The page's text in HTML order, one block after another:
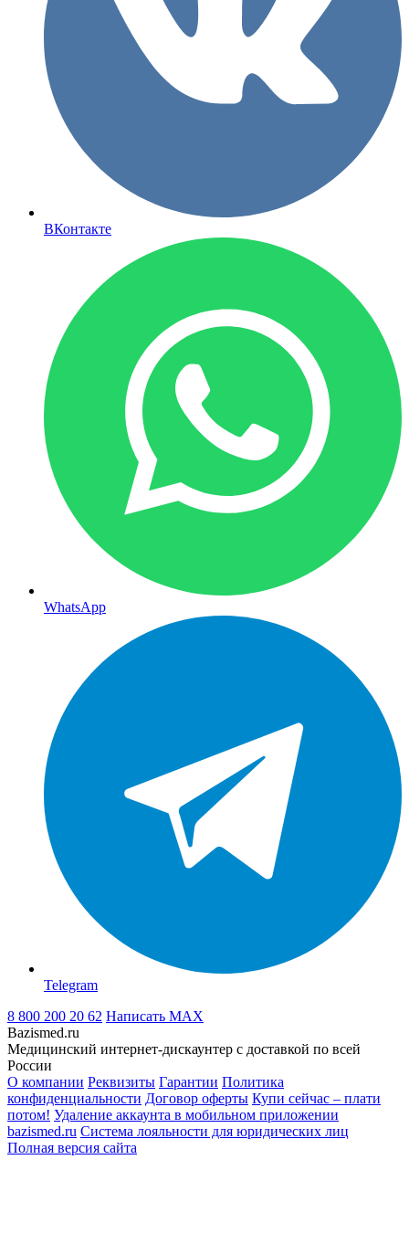
ВКонтакте
WhatsApp
Telegram
8 800 200 20 62 Написать MAX
Bazismed.ru
Медицинский интернет-дискаунтер с доставкой по всей
России
О компании Реквизиты Гарантии Политика
конфиденциальности Договор оферты Купи сейчас – плати
потом! Удаление аккаунта в мобильном приложении
bazismed.ru Система лояльности для юридических лиц
Полная версия сайта